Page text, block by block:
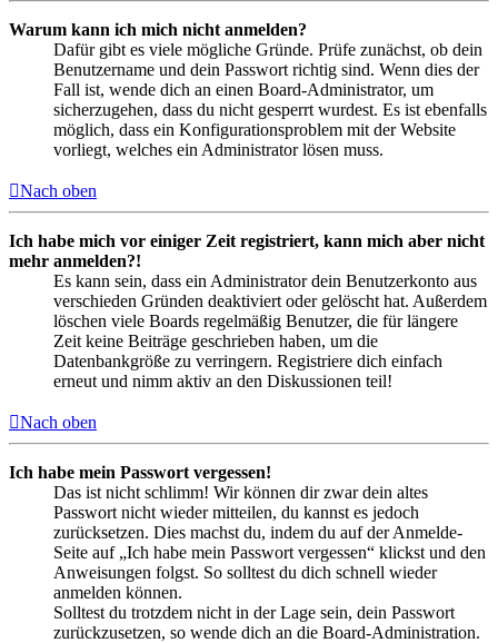
Warum kann ich mich nicht anmelden?
Dafür gibt es viele mögliche Gründe. Prüfe zunächst, ob dein
Benutzername und dein Passwort richtig sind. Wenn dies der
Fall ist, wende dich an einen Board-Administrator, um
sicherzugehen, dass du nicht gesperrt wurdest. Es ist ebenfalls
möglich, dass ein Konfigurationsproblem mit der Website
vorliegt, welches ein Administrator lösen muss.
Nach oben
Ich habe mich vor einiger Zeit registriert, kann mich aber nicht
mehr anmelden?!
Es kann sein, dass ein Administrator dein Benutzerkonto aus
verschieden Gründen deaktiviert oder gelöscht hat. Außerdem
löschen viele Boards regelmäßig Benutzer, die für längere
Zeit keine Beiträge geschrieben haben, um die
Datenbankgröße zu verringern. Registriere dich einfach
erneut und nimm aktiv an den Diskussionen teil!
Nach oben
Ich habe mein Passwort vergessen!
Das ist nicht schlimm! Wir können dir zwar dein altes
Passwort nicht wieder mitteilen, du kannst es jedoch
zurücksetzen. Dies machst du, indem du auf der Anmelde-
Seite auf „Ich habe mein Passwort vergessen“ klickst und den
Anweisungen folgst. So solltest du dich schnell wieder
anmelden können.
Solltest du trotzdem nicht in der Lage sein, dein Passwort
zurückzusetzen, so wende dich an die Board-Administration.